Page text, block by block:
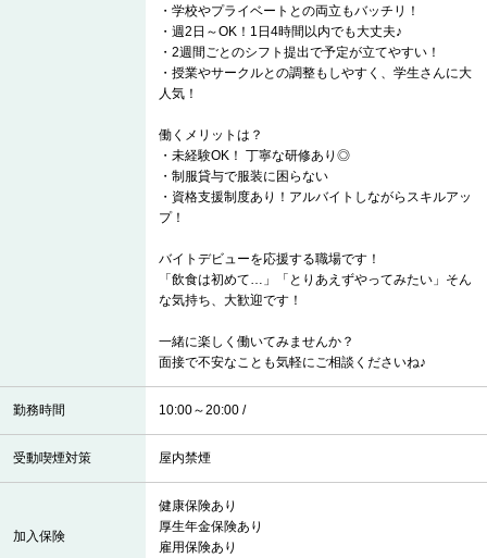
・学校やプライベートとの両立もバッチリ！
・週2日～OK！1日4時間以内でも大丈夫♪
・2週間ごとのシフト提出で予定が立てやすい！
・授業やサークルとの調整もしやすく、学生さんに大
人気！
働くメリットは？
・未経験OK！ 丁寧な研修あり◎
・制服貸与で服装に困らない
・資格支援制度あり！アルバイトしながらスキルアッ
プ！
バイトデビューを応援する職場です！
「飲食は初めて…」「とりあえずやってみたい」そん
な気持ち、大歓迎です！
一緒に楽しく働いてみませんか？
面接で不安なことも気軽にご相談くださいね♪
勤務時間 10:00～20:00 /
受動喫煙対策 屋内禁煙
加入保険
健康保険あり
厚生年金保険あり
雇用保険あり